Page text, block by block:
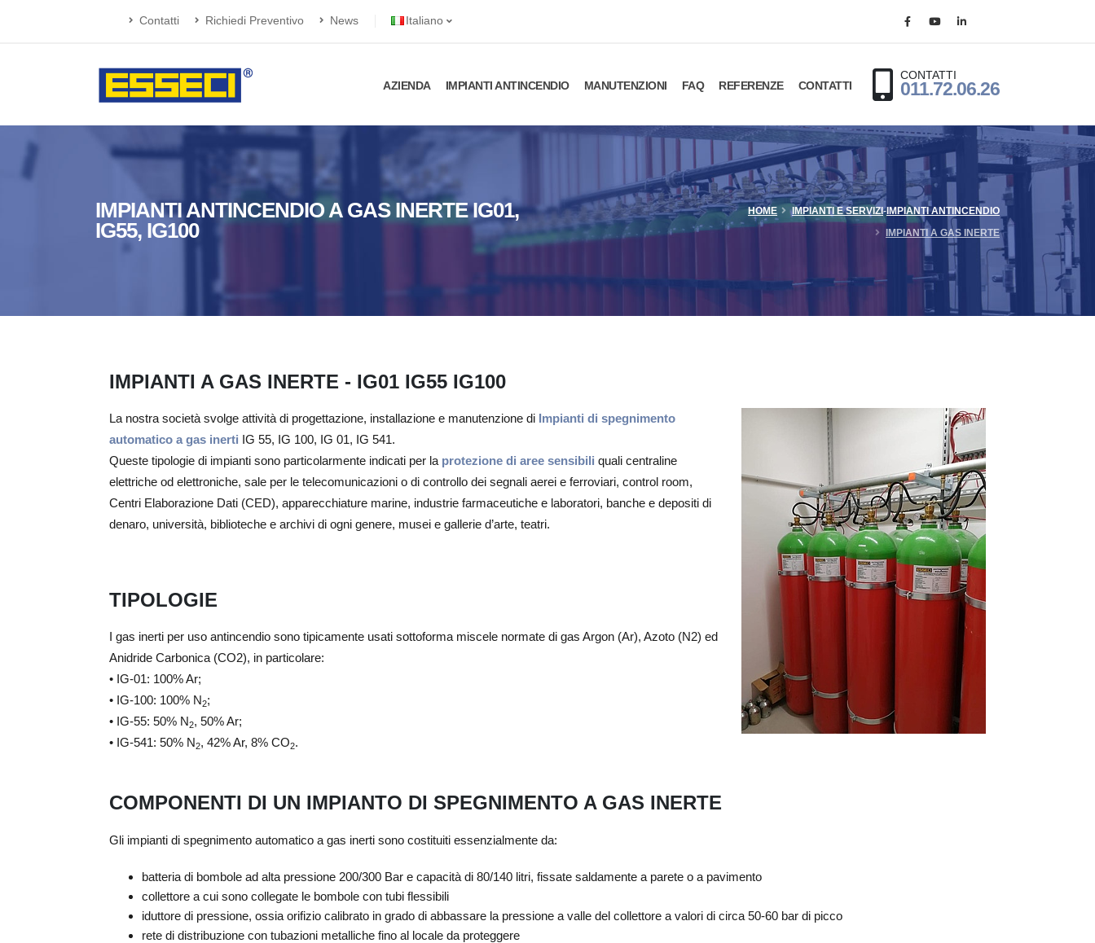
Contatti Richiedi Preventivo News Italiano
AZIENDA IMPIANTI ANTINCENDIO MANUTENZIONI FAQ REFERENZE CONTATTI
CONTATTI
011.72.06.26
IMPIANTI ANTINCENDIO A GAS INERTE IG01,
IG55, IG100
HOME IMPIANTI E SERVIZI- IMPIANTI ANTINCENDIO
IMPIANTI A GAS INERTE
IMPIANTI A GAS INERTE - IG01 IG55 IG100
La nostra società svolge attività di progettazione, installazione e manutenzione di Impianti di spegnimento
automatico a gas inerti IG 55, IG 100, IG 01, IG 541.
Queste tipologie di impianti sono particolarmente indicati per la protezione di aree sensibili quali centraline
elettriche od elettroniche, sale per le telecomunicazioni o di controllo dei segnali aerei e ferroviari, control room,
Centri Elaborazione Dati (CED), apparecchiature marine, industrie farmaceutiche e laboratori, banche e depositi di
denaro, università, biblioteche e archivi di ogni genere, musei e gallerie d’arte, teatri.
TIPOLOGIE
I gas inerti per uso antincendio sono tipicamente usati sottoforma miscele normate di gas Argon (Ar), Azoto (N2) ed
Anidride Carbonica (CO2), in particolare:
• IG‑01: 100% Ar;
• IG‑100: 100% N2;
• IG‑55: 50% N2, 50% Ar;
• IG‑541: 50% N2, 42% Ar, 8% CO2.
COMPONENTI DI UN IMPIANTO DI SPEGNIMENTO A GAS INERTE
Gli impianti di spegnimento automatico a gas inerti sono costituiti essenzialmente da:
batteria di bombole ad alta pressione 200/300 Bar e capacità di 80/140 litri, fissate saldamente a parete o a pavimento
collettore a cui sono collegate le bombole con tubi flessibili
iduttore di pressione, ossia orifizio calibrato in grado di abbassare la pressione a valle del collettore a valori di circa 50-60 bar di picco
rete di distribuzione con tubazioni metalliche fino al locale da proteggere